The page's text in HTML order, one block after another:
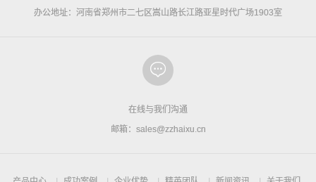
办公地址：河南省郑州市二七区嵩山路长江路亚星时代广场1903室
在线与我们沟通
邮箱：sales@zzhaixu.cn